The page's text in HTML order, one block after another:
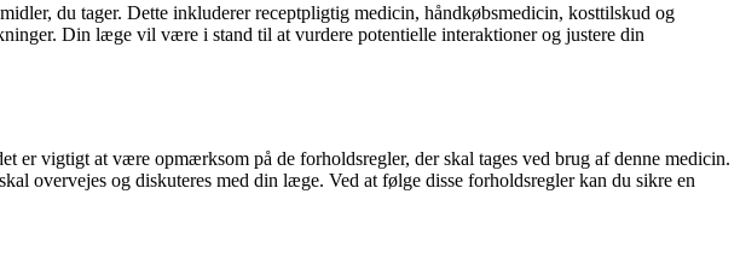
du tager. Dette inkluderer receptpligtig medicin, håndkøbsmedicin, kosttilskud og
Din læge vil være i stand til at vurdere potentielle interaktioner og justere din
er vigtigt at være opmærksom på de forholdsregler, der skal tages ved brug af denne medicin.
overvejes og diskuteres med din læge. Ved at følge disse forholdsregler kan du sikre en